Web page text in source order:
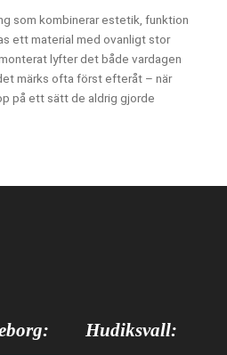
som kombinerar estetik, funktion
ett material med ovanligt stor
lyfter det både vardagen
märks ofta först efteråt – när
på ett sätt de aldrig gjorde
Hudiksvall: